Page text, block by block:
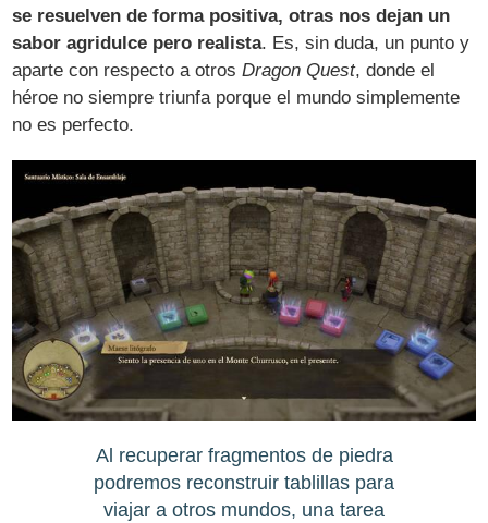
se resuelven de forma positiva, otras nos dejan un
sabor agridulce pero realista. Es, sin duda, un punto y
aparte con respecto a otrosDragon Quest, donde el
héroe no siempre triunfa porque el mundo simplemente
no es perfecto.
Al recuperar fragmentos de piedra
podremos reconstruir tablillas para
viajar a otros mundos, una tarea